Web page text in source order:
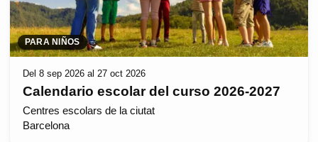
PARA NIÑOS
Del 8 sep 2026 al 27 oct 2026
Calendario escolar del curso 2026-2027
Centres escolars de la ciutat
Barcelona